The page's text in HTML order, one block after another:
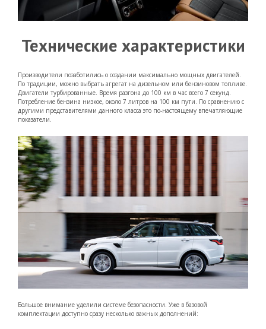
Технические характеристики
Производители позаботились о создании максимально мощных двигателей.
По традиции, можно выбрать агрегат на дизельном или бензиновом топливе.
Двигатели турбированные. Время разгона до 100 км в час всего 7 секунд.
Потребление бензина низкое, около 7 литров на 100 км пути. По сравнению с
другими представителями данного класса это по-настоящему впечатляющие
показатели.
Большое внимание уделили системе безопасности. Уже в базовой
комплектации доступно сразу несколько важных дополнений: